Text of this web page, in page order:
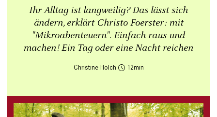
Ihr Alltag ist langweilig? Das lässt sich
ändern, erklärt Christo Foerster: mit
"Mikroabenteuern". Einfach raus und
machen! Ein Tag oder eine Nacht reichen
Christine Holch 12